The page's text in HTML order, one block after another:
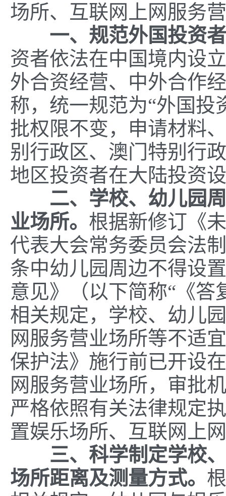
场所、互联网上网服务
一、规范外国投资
资者依法在中国境内设
外合资经营、中外合作
称，统一规范为“外国投
批权限不变，申请材料
别行政区、澳门特别行
地区投资者在大陆投资
二、学校、幼儿园
业场所。 根据新修订《
代表大会常务委员会法
条中幼儿园周边不得设
意见》（以下简称“《答
相关规定，学校、幼儿
网服务营业场所等不适
保护法》施行前已开设
网服务营业场所，审批
严格依照有关法律规定
置娱乐场所、互联网上
三、科学制定学校
场所距离及测量方式。